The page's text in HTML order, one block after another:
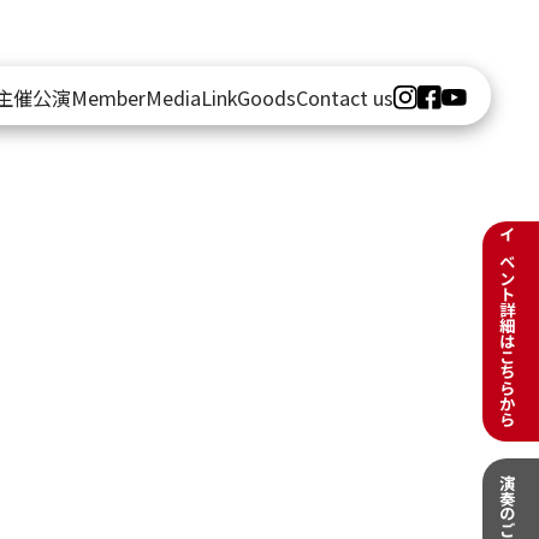
催公演MemberMediaLinkGoodsContact us
イベント詳細はこちらから